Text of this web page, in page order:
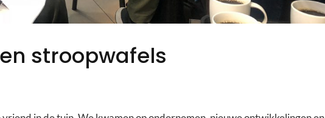
stroopwafels